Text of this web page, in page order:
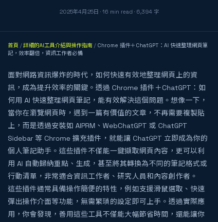
2025年4月25日 · 16 min read · 6,394 字
首頁 / 詳細的AI工具介紹與操作指南 / Chrome 插件＋ChatGPT：AI 快速整理網頁筆
記，效率翻倍，資訊工作者必備
面對網路資訊爆炸的時代，如何快速有效地整理網頁上的資
訊，成為提升效率的關鍵。透過 Chrome 插件＋ChatGPT：如
何用 AI 快速整理網頁筆記，能有效解決這個問題。想像一下，
當你在瀏覽網頁時，遇到一篇有價值的文章，不再需要複製貼
上，而是透過安裝如 AIPRM、WebChatGPT 或 ChatGPT
Sidebar 等 Chrome 擴充插件，就能讓 ChatGPT 立即成為你的
個人筆記助手。這些插件不僅能一鍵擷取網頁內容，更可以利
用 AI 自動歸納重點、生成，甚至將其轉換為不同的筆記格式或
行動清單，非常適合資訊工作者、研究人員和內容創作者。
這些插件通常具備操作簡便的特性，例如支援滑鼠選取、快速
彈出操作介面等功能，無需繁瑣的設定即可上手。透過實際應
用，你會發現，善用這些工具不僅能大幅節省時間，還能讓你